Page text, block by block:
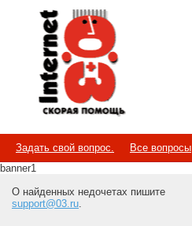
Internet
Скорая помощь
Задать свой вопрос. Все вопросы
banner1
О найденных недочетах пишите
support@03.ru.